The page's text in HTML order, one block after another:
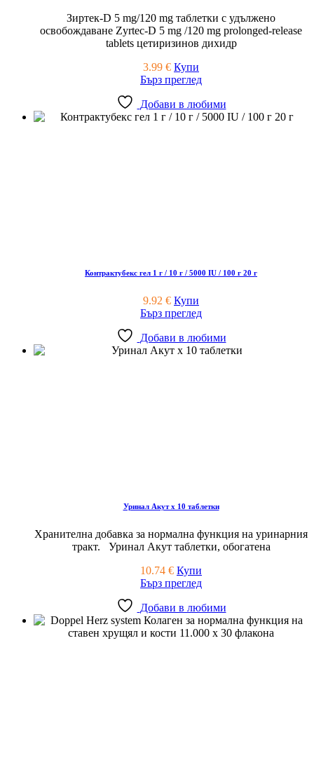
Зиртек-D 5 mg/120 mg таблетки с удължено
освобождаване Zyrtec-D 5 mg /120 mg prolonged-release
tablets цетиризинов дихидр
3.99 € Купи
Бърз преглед
Добави в любими
Контрактубекс гел 1 г / 10 г / 5000 IU / 100 г 20 г
9.92 € Купи
Бърз преглед
Добави в любими
Уринал Акут x 10 таблетки
Хранителна добавка за нормална функция на уринарния
тракт. Уринал Акут таблетки, обогатена
10.74 € Купи
Бърз преглед
Добави в любими